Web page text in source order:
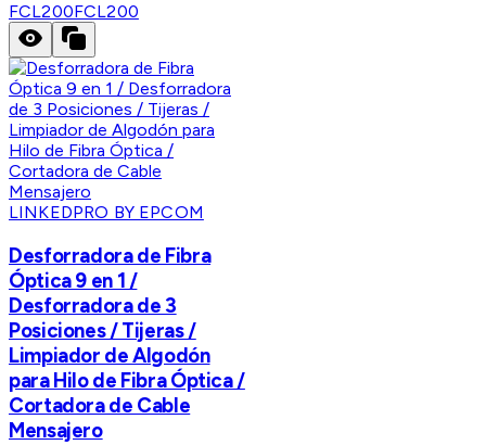
FCL200FCL200
LINKEDPRO BY EPCOM
Desforradora de Fibra
Óptica 9 en 1 /
Desforradora de 3
Posiciones / Tijeras /
Limpiador de Algodón
para Hilo de Fibra Óptica /
Cortadora de Cable
Mensajero